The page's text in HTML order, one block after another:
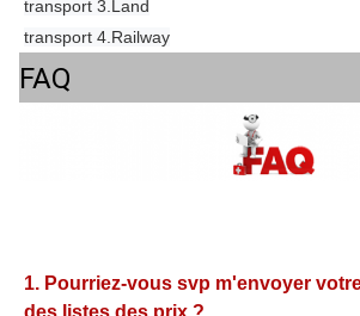
transport 3.Land
transport 4.Railway
FAQ
1. Pourriez-vous svp m'envoyer